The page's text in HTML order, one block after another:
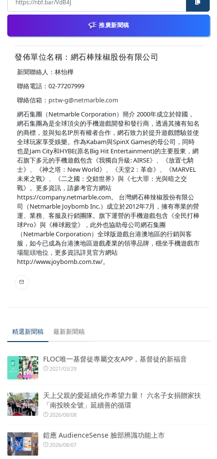
推廣新聞稿
發佈單位名稱：網石棒辣椒股份有限公司
新聞聯絡人：林怡樺
聯絡電話：02-77207999
聯絡信箱： pr.tw-g@netmarble.com
網石集團（Netmarble Corporation）簡介 2000年成立於韓國，
網石集團為是全球頂尖的手機遊戲開發和發行商，透過其擁有知名
的商標，並與知名IP所有權者合作，網石致力於提升遊戲體驗並使
全球玩家享受娛樂。作為Kabam與SpinX Games的母公司，同時
也是Jam City和HYBE(原名Big Hit Entertainment)的主要股東，網
石旗下多元的手機遊戲包含《我獨自升級: AIRSE》、《放置七騎
士》、《神之塔：New World》、《天堂2：革命》、《MARVEL
未來之戰》、《二之國：交錯世界》與《七大罪：光與暗之交
戰》。更多資訊，請參考官方網站
https://company.netmarble.com。 台灣網石棒辣椒股份有限公
司（Netmarble Joybomb Inc.）成立於2012年7月，擁有專業的營
運、業務、客服及行銷團隊。旗下運營的手機遊戲包含《全民打棒
球Pro》與《棒球殿堂》，此外也協助母公司網石集團
（Netmarble Corporation）全球版遊戲台港澳地區的行銷與客
服，如今已成為台港澳地區遊戲產業的領導品牌，穩坐手機遊戲市
場龍頭地位，更多資訊詳見官方網站
http://www.joybomb.com.tw/。
精選新聞稿 最新新聞稿
FLOC唯一基督徒專屬交友APP，基督徒的新福音
2021/03/29
天上父親的愛延續化作希望力量！ 六名子女捐贈家扶
「南投映全號」延續善的循環
2026/08/08
鎧應 AudienceSense 臉部辨識功能上市
2026/08/07